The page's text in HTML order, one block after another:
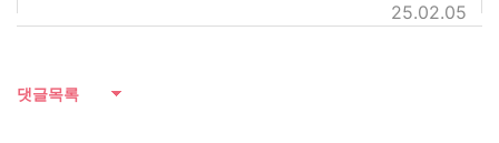
25.02.05
댓글목록